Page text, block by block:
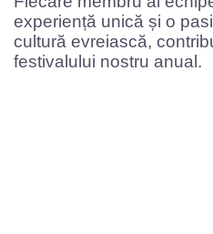
experiență unică și o
cultură evreiască,
festivalului nostru anual.